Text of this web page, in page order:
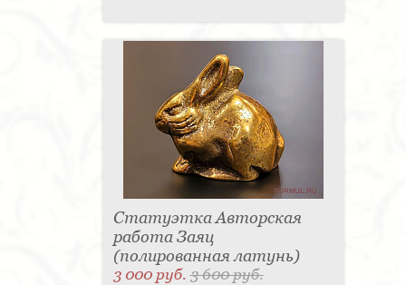
Статуэтка Авторская
работа Заяц
(полированная латунь)
3 000 руб.3 600 руб.